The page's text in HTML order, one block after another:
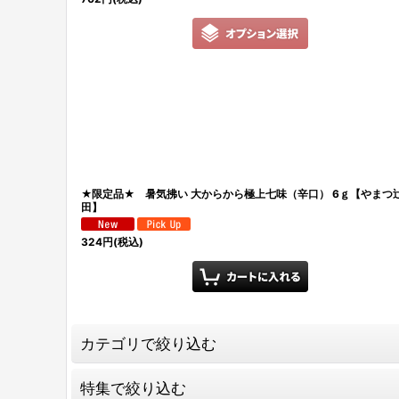
★限定品★ 暑気拂い 大からから極上七味（辛口） 6ｇ【やまつ
田】
324円(税込)
カテゴリで絞り込む
特集で絞り込む